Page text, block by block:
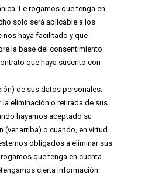
Le rogamos que tenga en
solo será aplicable a los
nos haya facilitado y que
la base del consentimiento
que haya suscrito con
de sus datos personales.
la eliminación o retirada de sus
hayamos aceptado su
arriba) o cuando, en virtud
obligados a eliminar sus
que tenga en cuenta
cierta información